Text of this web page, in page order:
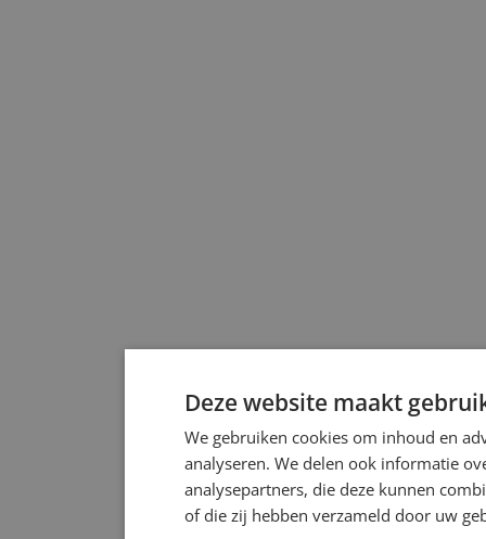
Deze website maakt
We gebruiken cookies om inhoud en
analyseren. We delen ook informatie
analysepartners, die deze kunnen
of die zij hebben verzameld door uw